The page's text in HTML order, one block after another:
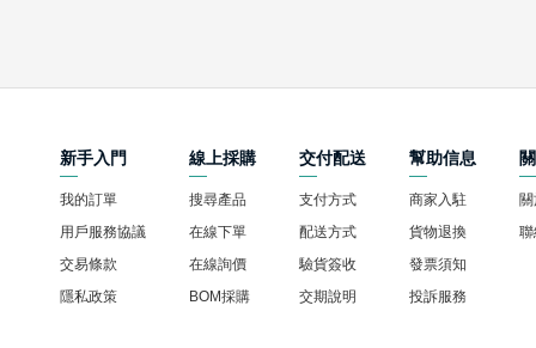
新手入門
我的訂單
用戶服務協議
交易條款
隱私政策
線上採購
搜尋產品
在線下單
在線詢價
BOM採購
交付配送
支付方式
配送方式
驗貨簽收
交期說明
幫助信息
商家入駐
貨物退換
發票須知
投訴服務